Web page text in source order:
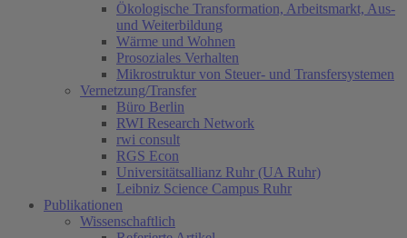
Ökologische Transformation, Arbeitsmarkt, Aus-
und Weiterbildung
Wärme und Wohnen
Prosoziales Verhalten
Mikrostruktur von Steuer- und Transfersystemen
Vernetzung/Transfer
Büro Berlin
RWI Research Network
rwi consult
RGS Econ
Universitätsallianz Ruhr (UA Ruhr)
Leibniz Science Campus Ruhr
Publikationen
Wissenschaftlich